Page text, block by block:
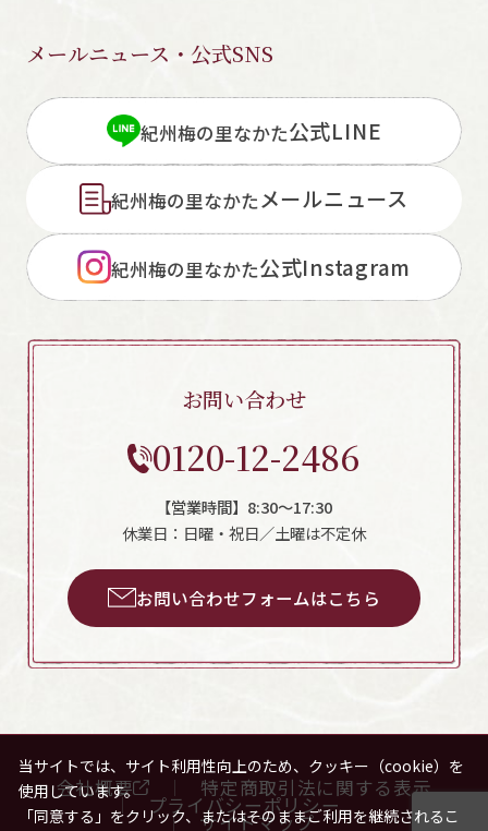
メールニュース・公式SNS
紀州梅の里なかた公式LINE
紀州梅の里なかたメールニュース
紀州梅の里なかた公式Instagram
お問い合わせ
0120-12-2486
【営業時間】8:30～17:30
休業日：日曜・祝日／土曜は不定休
お問い合わせフォームはこちら
会社概要 特定商取引法に関する表示
プライバシーポリシー
サイトマップ
当サイトでは、サイト利用性向上のため、クッキー（cookie）を
使用しています。
「同意する」をクリック、またはそのままご利用を継続されるこ